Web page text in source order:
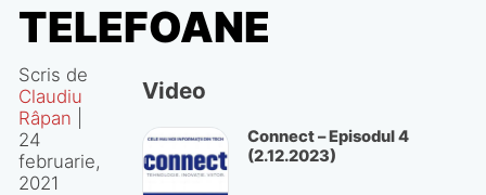
TELEFOANE
Scris de
Claudiu
Râpan
24
februarie,
2021
Video
Connect – Episodul 4
(2.12.2023)